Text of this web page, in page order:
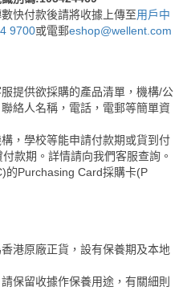
快付款後請將收據上傳至用戶中
9700或電郵eshop@wellent.com
提供欲採購的產品清單，機構/公
絡人名稱，電話，電郵等簡單資
，學校等能申請付款期或貨到付
款期。詳情請向我們客服查詢。
的Purchasing Card採購卡(P
港原廠正貨，設有保養期及本地
保留收據作保養用途，有關細則